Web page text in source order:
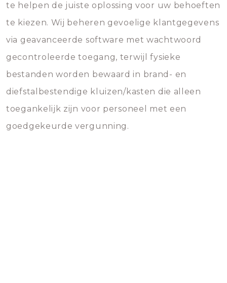
te helpen de juiste oplossing voor uw behoeften
te kiezen. Wij beheren gevoelige klantgegevens
via geavanceerde software met wachtwoord
gecontroleerde toegang, terwijl fysieke
bestanden worden bewaard in brand- en
diefstalbestendige kluizen/kasten die alleen
toegankelijk zijn voor personeel met een
goedgekeurde vergunning.